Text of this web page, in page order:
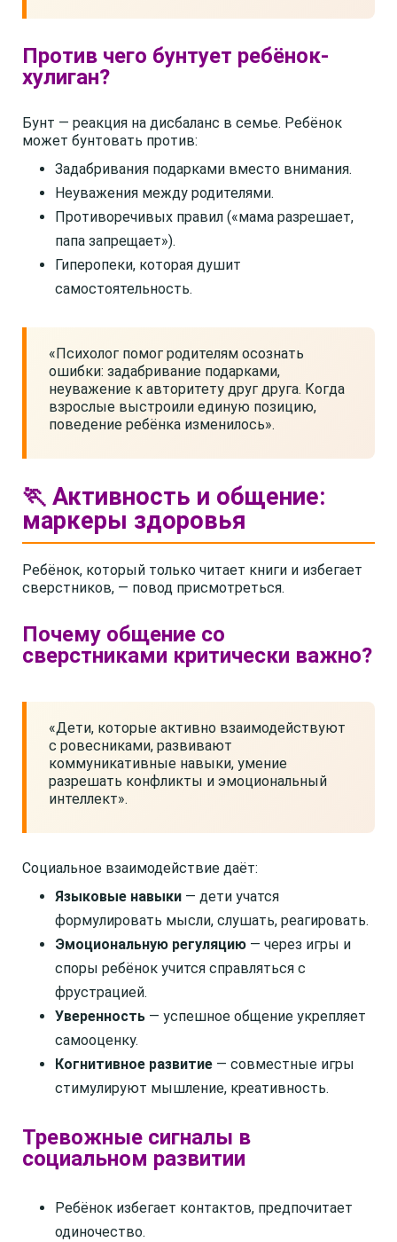
Против чего бунтует ребёнок-
хулиган?
Бунт — реакция на дисбаланс в семье. Ребёнок
может бунтовать против:
Задабривания подарками вместо внимания.
Неуважения между родителями.
Противоречивых правил («мама разрешает,
папа запрещает»).
Гиперопеки, которая душит
самостоятельность.
«Психолог помог родителям осознать
ошибки: задабривание подарками,
неуважение к авторитету друг друга. Когда
взрослые выстроили единую позицию,
поведение ребёнка изменилось».
🏃 Активность и общение:
маркеры здоровья
Ребёнок, который только читает книги и избегает
сверстников, — повод присмотреться.
Почему общение со
сверстниками критически важно?
«Дети, которые активно взаимодействуют
с ровесниками, развивают
коммуникативные навыки, умение
разрешать конфликты и эмоциональный
интеллект».
Социальное взаимодействие даёт:
Языковые навыки — дети учатся
формулировать мысли, слушать, реагировать.
Эмоциональную регуляцию — через игры и
споры ребёнок учится справляться с
фрустрацией.
Уверенность — успешное общение укрепляет
самооценку.
Когнитивное развитие — совместные игры
стимулируют мышление, креативность.
Тревожные сигналы в
социальном развитии
Ребёнок избегает контактов, предпочитает
одиночество.